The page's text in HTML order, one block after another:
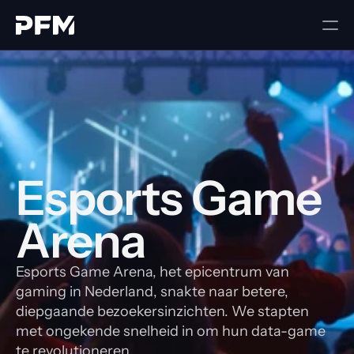
Esports Game
Arena
Esports Game Arena, het epicentrum van
gaming in Nederland, snakte naar betere,
diepgaande bezoekersinzichten. We stapten
met ongekende snelheid in om hun data-game